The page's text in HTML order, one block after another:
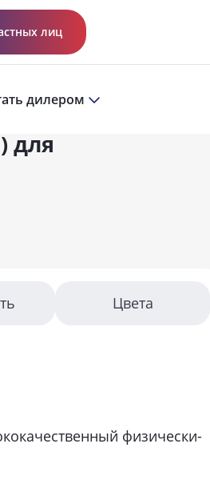
лиц
дилером
для
Цвета
физически-